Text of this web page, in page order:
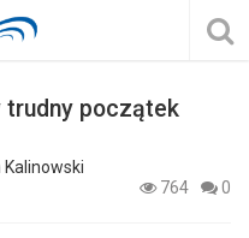
trudny początek
Kalinowski
764
0